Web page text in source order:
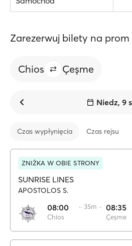
Zarezerwuj bilety na
Chios Çeşme
Niedz, 9
Czas wypłynięcia Czas rejsu
ZNIŻKA W OBIE STRONY
SUNRISE LINES
APOSTOLOS S.
08:00
Chios
·· 35m ·· 08:35
Çeşme